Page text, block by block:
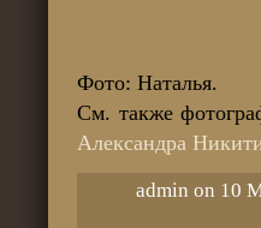
Фото: Наталья.
См. также
Александра
admin on 10